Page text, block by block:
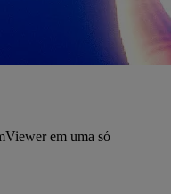
em uma só